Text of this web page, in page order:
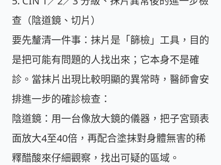
查（陰道鏡、切片）
要先釐清一件事：抹片是「篩檢」工具，目的
是把可能有問題的人找出來；它本身不是確
診。當抹片出現比較明顯的異常時，醫師會安
排進一步的確診檢查：
陰道鏡： 用一台像放大鏡的儀器，把子宮頸表
面放大4至40倍，再配合塗抹對身體無害的稀
釋醋酸來仔細觀察，找出可疑的區域。